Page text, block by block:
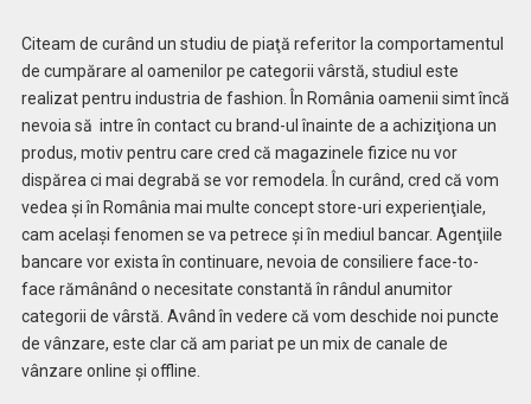
Citeam de curând un studiu de piaţă referitor la comportamentul
de cumpărare al oamenilor pe categorii vârstă, studiul este
realizat pentru industria de fashion. În România oamenii simt încă
nevoia să intre în contact cu brand-ul înainte de a achiziţiona un
produs, motiv pentru care cred că magazinele fizice nu vor
dispărea ci mai degrabă se vor remodela. În curând, cred că vom
vedea şi în România mai multe concept store-uri experienţiale,
cam acelaşi fenomen se va petrece şi în mediul bancar. Agenţiile
bancare vor exista în continuare, nevoia de consiliere face-to-
face rămânând o necesitate constantă în rândul anumitor
categorii de vârstă. Având în vedere că vom deschide noi puncte
de vânzare, este clar că am pariat pe un mix de canale de
vânzare online şi offline.